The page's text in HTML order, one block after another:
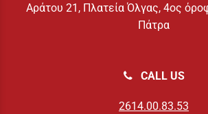
Αράτου 21, Πλατεία Όλγας, 4ος
Πάτρα
CALL US
2614.00.83.53